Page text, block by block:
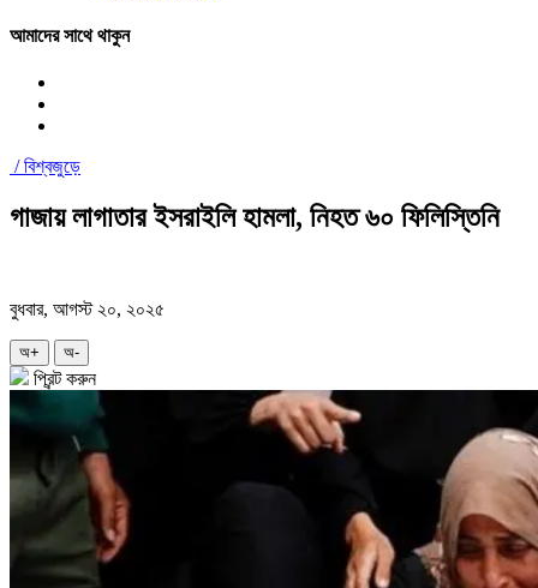
আমাদের সাথে থাকুন
/বিশ্বজুড়ে
গাজায় লাগাতার ইসরাইলি হামলা, নিহত ৬০ ফিলিস্তিনি
বুধবার, আগস্ট ২০, ২০২৫
অ+ অ-
প্রিন্ট করুন